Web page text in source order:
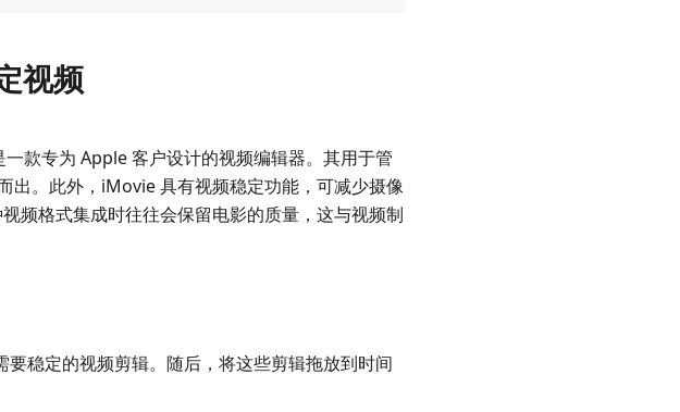
视频
款专为 Apple 客户设计的视频编辑器。其用于管
出。此外，iMovie 具有视频稳定功能，可减少摄像
频格式集成时往往会保留电影的质量，这与视频制
稳定的视频剪辑。随后，将这些剪辑拖放到时间